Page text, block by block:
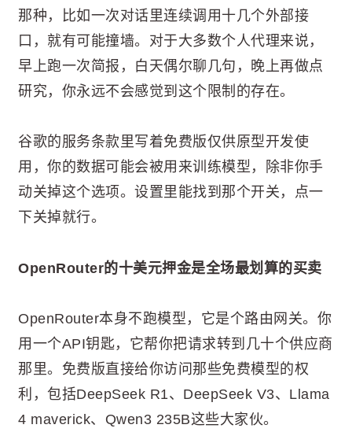
那种，比如一次对话里连续调用十几个外部接
口，就有可能撞墙。对于大多数个人代理来说，
早上跑一次简报，白天偶尔聊几句，晚上再做点
研究，你永远不会感觉到这个限制的存在。
谷歌的服务条款里写着免费版仅供原型开发使
用，你的数据可能会被用来训练模型，除非你手
动关掉这个选项。设置里能找到那个开关，点一
下关掉就行。
OpenRouter的十美元押金是全场最划算的买卖
OpenRouter本身不跑模型，它是个路由网关。你
用一个API钥匙，它帮你把请求转到几十个供应商
那里。免费版直接给你访问那些免费模型的权
利，包括DeepSeek R1、DeepSeek V3、Llama
4 maverick、Qwen3 235B这些大家伙。